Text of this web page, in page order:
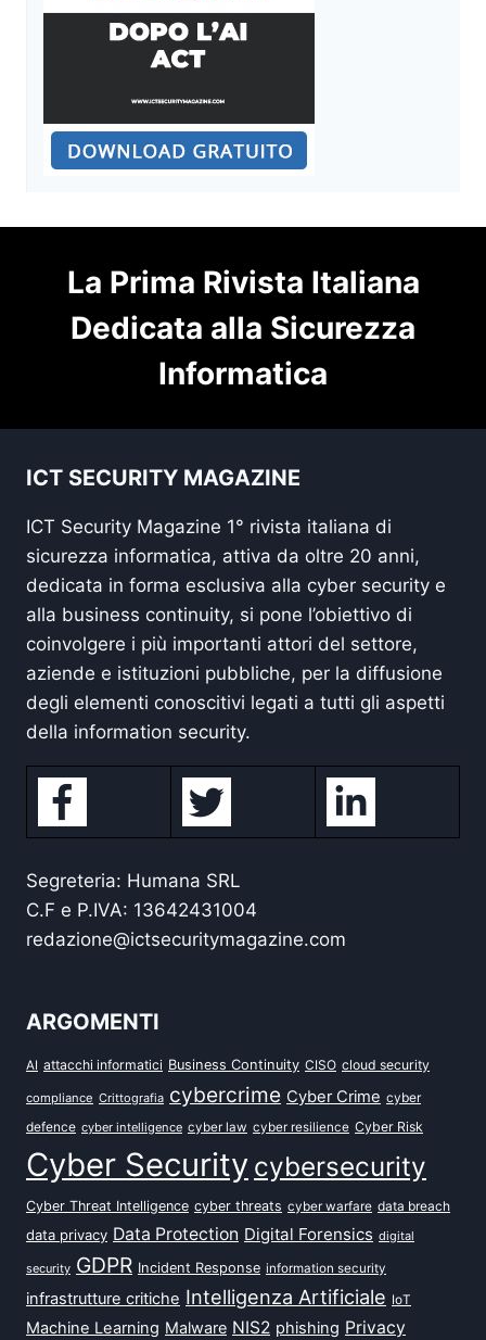
La Prima Rivista Italiana
Dedicata alla Sicurezza
Informatica
ICT SECURITY MAGAZINE
ICT Security Magazine 1° rivista italiana di
sicurezza informatica, attiva da oltre 20 anni,
dedicata in forma esclusiva alla cyber security e
alla business continuity, si pone l’obiettivo di
coinvolgere i più importanti attori del settore,
aziende e istituzioni pubbliche, per la diffusione
degli elementi conoscitivi legati a tutti gli aspetti
della information security.
Segreteria: Humana SRL
C.F e P.IVA: 13642431004
redazione@ictsecuritymagazine.com
ARGOMENTI
AI attacchi informatici Business Continuity CISO cloud security
compliance Crittografia cybercrime Cyber Crime cyber
defence cyber intelligence cyber law cyber resilience Cyber Risk
Cyber Security cybersecurity
Cyber Threat Intelligence cyber threats cyber warfare data breach
data privacy Data Protection Digital Forensics digital
security GDPR Incident Response information security
infrastrutture critiche Intelligenza Artificiale IoT
Machine Learning Malware NIS2 phishing Privacy